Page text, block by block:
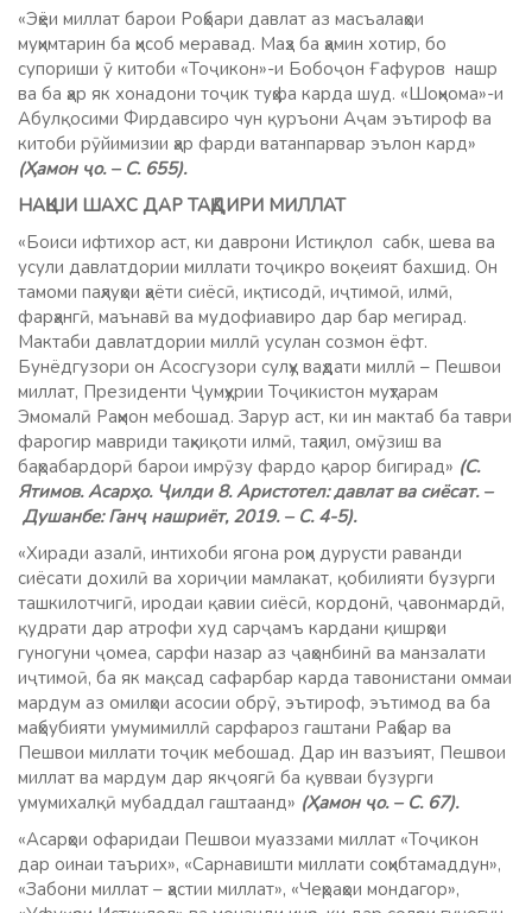
«Эҳёи миллат барои Роҳбари давлат аз масъалаҳои
муҳимтарин ба ҳисоб меравад. Маҳз ба ҳамин хотир, бо
супориши ӯ китоби «Тоҷикон»-и Бобоҷон Ғафуров нашр
ва ба ҳар як хонадони тоҷик туҳфа карда шуд. «Шоҳнома»-и
Абулқосими Фирдавсиро чун қуръони Аҷам эътироф ва
китоби рӯйимизии ҳар фарди ватанпарвар эълон кард»
(Ҳамон ҷо. – С. 655).
НАҚШИ ШАХС ДАР ТАҚДИРИ МИЛЛАТ
«Боиси ифтихор аст, ки даврони Истиқлол сабк, шева ва
усули давлатдории миллати тоҷикро воқеият бахшид. Он
тамоми паҳлуҳои ҳаёти сиёсӣ, иқтисодӣ, иҷтимоӣ, илмӣ,
фарҳангӣ, маънавӣ ва мудофиавиро дар бар мегирад.
Мактаби давлатдории миллӣ усулан созмон ёфт.
Бунёдгузори он Асосгузори сулҳу ваҳдати миллӣ – Пешвои
миллат, Президенти Ҷумҳурии Тоҷикистон муҳтарам
Эмомалӣ Раҳмон мебошад. Зарур аст, ки ин мактаб ба таври
фарогир мавриди таҳқиқоти илмӣ, таҳлил, омӯзиш ва
баҳрабардорӣ барои имрӯзу фардо қарор бигирад» (С.
Ятимов. Асарҳо. Ҷилди 8. Аристотел: давлат ва сиёсат. –
Душанбе: Ганҷ нашриёт, 2019. – С. 4-5).
«Хиради азалӣ, интихоби ягона роҳи дурусти раванди
сиёсати дохилӣ ва хориҷии мамлакат, қобилияти бузурги
ташкилотчигӣ, иродаи қавии сиёсӣ, кордонӣ, ҷавонмардӣ,
қудрати дар атрофи худ сарҷамъ кардани қишрҳои
гуногуни ҷомеа, сарфи назар аз ҷаҳонбинӣ ва манзалати
иҷтимоӣ, ба як мақсад сафарбар карда тавонистани оммаи
мардум аз омилҳои асосии обрӯ, эътироф, эътимод ва ба
маҳбубияти умумимиллӣ сарфароз гаштани Раҳбар ва
Пешвои миллати тоҷик мебошад. Дар ин вазъият, Пешвои
миллат ва мардум дар якҷоягӣ ба қувваи бузурги
умумихалқӣ мубаддал гаштаанд» (Ҳамон ҷо. – С. 67).
«Асарҳои офаридаи Пешвои муаззами миллат «Тоҷикон
дар оинаи таърих», «Сарнавишти миллати соҳибтамаддун»,
«Забони миллат – ҳастии миллат», «Чеҳраҳои мондагор»,